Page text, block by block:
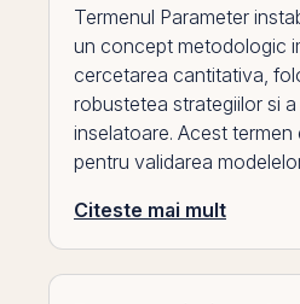
Termenul Parameter
un concept metodologic
cercetarea cantitativa,
robustetea strategiilor si
inselatoare. Acest
pentru validarea
Citeste mai mult